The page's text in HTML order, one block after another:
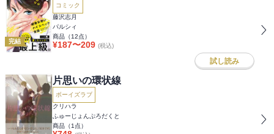
完結
コミック
藤沢志月
パルシィ
商品（12点）
¥187〜209 (税込)
試し読み
片思いの環状線
ボーイズラブ
クリハラ
ふゅーじょんぷろだくと
商品（1 点）